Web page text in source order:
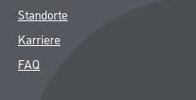
Standorte
Karriere
FAQ